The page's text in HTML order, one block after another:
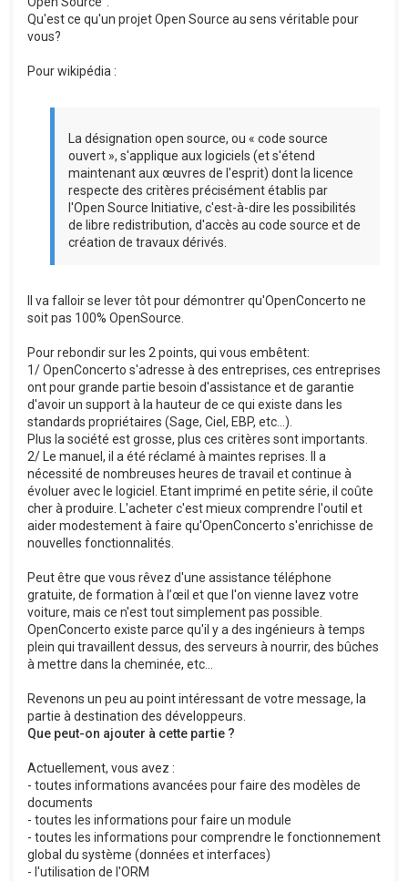
Qu'est ce qu'un projet Open Source au sens véritable pour
vous?
Pour wikipédia :
La désignation open source, ou « code source
ouvert », s'applique aux logiciels (et s'étend
maintenant aux œuvres de l'esprit) dont la licence
respecte des critères précisément établis par
l'Open Source Initiative, c'est-à-dire les possibilités
de libre redistribution, d'accès au code source et de
création de travaux dérivés.
Il va falloir se lever tôt pour démontrer qu'OpenConcerto ne
soit pas 100% OpenSource.
Pour rebondir sur les 2 points, qui vous embêtent:
1/ OpenConcerto s'adresse à des entreprises, ces entreprises
ont pour grande partie besoin d'assistance et de garantie
d'avoir un support à la hauteur de ce qui existe dans les
standards propriétaires (Sage, Ciel, EBP, etc...).
Plus la société est grosse, plus ces critères sont importants.
2/ Le manuel, il a été réclamé à maintes reprises. Il a
nécessité de nombreuses heures de travail et continue à
évoluer avec le logiciel. Etant imprimé en petite série, il coûte
cher à produire. L'acheter c'est mieux comprendre l'outil et
aider modestement à faire qu'OpenConcerto s'enrichisse de
nouvelles fonctionnalités.
Peut être que vous rêvez d'une assistance téléphone
gratuite, de formation à l’œil et que l'on vienne lavez votre
voiture, mais ce n'est tout simplement pas possible.
OpenConcerto existe parce qu'il y a des ingénieurs à temps
plein qui travaillent dessus, des serveurs à nourrir, des bûches
à mettre dans la cheminée, etc...
Revenons un peu au point intéressant de votre message, la
partie à destination des développeurs.
Que peut-on ajouter à cette partie ?
Actuellement, vous avez :
- toutes informations avancées pour faire des modèles de
documents
- toutes les informations pour faire un module
- toutes les informations pour comprendre le fonctionnement
global du système (données et interfaces)
- l'utilisation de l'ORM